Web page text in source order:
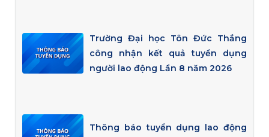
Trường Đại học Tôn Đức Thắng
công nhận kết quả tuyển dụng
người lao động Lần 8 năm 2026
Thông báo tuyển dụng lao động